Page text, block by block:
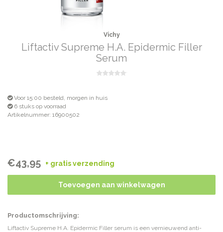
Vichy
Liftactiv Supreme H.A. Epidermic Filler
Serum
Voor 15:00 besteld, morgen in huis
6 stuks op voorraad
Artikelnummer: 16900502
+ gratis verzending
€43,95
Toevoegen aan winkelwagen
Productomschrijving:
Liftactiv Supreme H.A. Epidermic Filler serum is een vernieuwend anti-